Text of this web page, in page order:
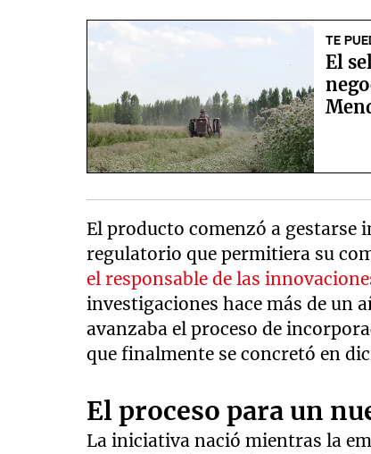
TE
El
El producto comenzó a gestarse
regulatorio que permitiera su
el responsable de las
investigaciones hace más de un
avanzaba el proceso de
que finalmente se concretó en
El proceso para un
La iniciativa nació mientras la